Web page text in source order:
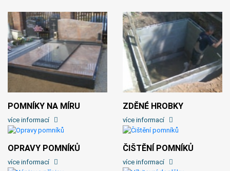
POMNÍKY NA MÍRU
více informací
ZDĚNÉ HROBKY
více informací
OPRAVY POMNÍKŮ
více informací
ČIŠTĚNÍ POMNÍKŮ
více informací